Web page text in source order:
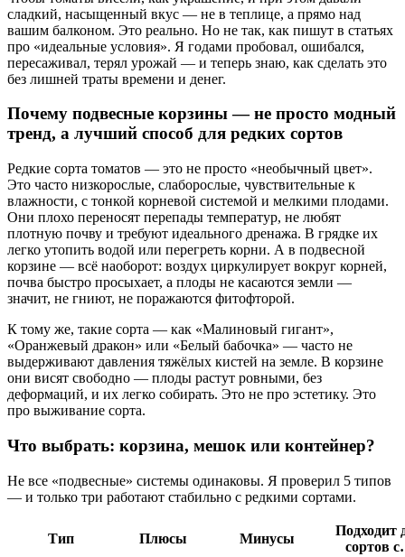
сладкий, насыщенный вкус — не в теплице, а прямо над
вашим балконом. Это реально. Но не так, как пишут в статьях
про «идеальные условия». Я годами пробовал, ошибался,
пересаживал, терял урожай — и теперь знаю, как сделать это
без лишней траты времени и денег.
Почему подвесные корзины — не просто модный
тренд, а лучший способ для редких сортов
Редкие сорта томатов — это не просто «необычный цвет».
Это часто низкорослые, слаборослые, чувствительные к
влажности, с тонкой корневой системой и мелкими плодами.
Они плохо переносят перепады температур, не любят
плотную почву и требуют идеального дренажа. В грядке их
легко утопить водой или перегреть корни. А в подвесной
корзине — всё наоборот: воздух циркулирует вокруг корней,
почва быстро просыхает, а плоды не касаются земли —
значит, не гниют, не поражаются фитофторой.
К тому же, такие сорта — как «Малиновый гигант»,
«Оранжевый дракон» или «Белый бабочка» — часто не
выдерживают давления тяжёлых кистей на земле. В корзине
они висят свободно — плоды растут ровными, без
деформаций, и их легко собирать. Это не про эстетику. Это
про выживание сорта.
Что выбрать: корзина, мешок или контейнер?
Не все «подвесные» системы одинаковы. Я проверил 5 типов
— и только три работают стабильно с редкими сортами.
Тип Плюсы Минусы
Подходит
сортов